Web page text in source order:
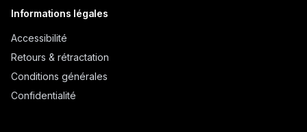
Informations légales
Accessibilité
Retours & rétractation
Conditions générales
Confidentialité